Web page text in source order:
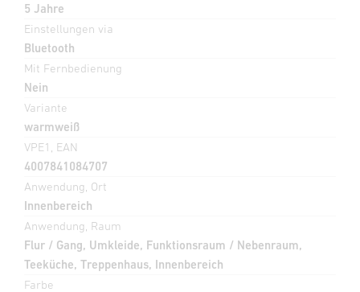
5 Jahre
Einstellungen via
Bluetooth
Mit Fernbedienung
Nein
Variante
warmweiß
VPE1, EAN
4007841084707
Anwendung, Ort
Innenbereich
Anwendung, Raum
Flur / Gang, Umkleide, Funktionsraum / Nebenraum,
Teeküche, Treppenhaus, Innenbereich
Farbe